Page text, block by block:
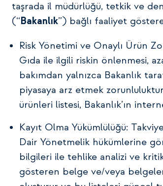
taşrada il müdürlüğü, tetkik ve
(“Bakanlık”) bağlı faaliyet
Risk Yönetimi ve Onaylı Ürün
Gıda ile ilgili riskin önlenmesi,
bakımdan yalnızca Bakanlık
piyasaya arz etmek
ürünleri listesi, Bakanlık’ın
Kayıt Olma Yükümlülüğü:
Dair Yönetmelik hükümlerine
bilgileri ile tehlike analizi ve
gösteren belge ve/veya